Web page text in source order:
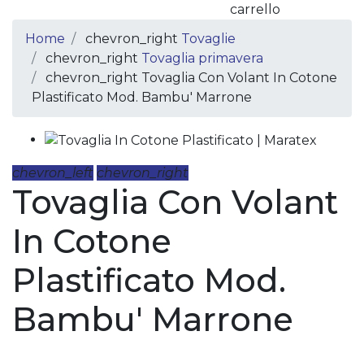
carrello
Home
chevron_right Tovaglie
chevron_right Tovaglia primavera
chevron_right Tovaglia Con Volant In Cotone
Plastificato Mod. Bambu' Marrone
chevron_left chevron_right
Tovaglia Con Volant
In Cotone
Plastificato Mod.
Bambu' Marrone